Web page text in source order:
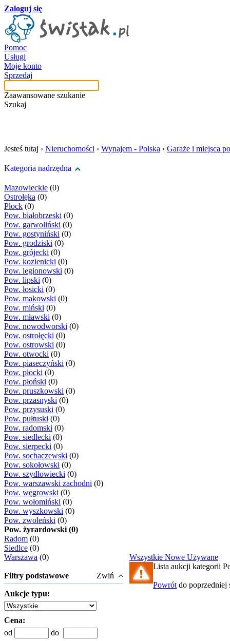
Zaloguj się
Pomoc
Usługi
Moje konto
Sprzedaj
Zaawansowane szukanie
Szukaj
Jesteś tutaj › Nieruchomości › Wynajem - Polska › Garaże i miejsca
Kategoria nadrzędna
Mazowieckie (0)
Ostrołęka (0)
Płock (0)
Pow. białobrzeski (0)
Pow. garwoliński (0)
Pow. gostyniński (0)
Pow. grodziski (0)
Pow. grójecki (0)
Pow. kozienicki (0)
Pow. legionowski (0)
Pow. lipski (0)
Pow. łosicki (0)
Pow. makowski (0)
Pow. miński (0)
Pow. mławski (0)
Pow. nowodworski (0)
Pow. ostrołęcki (0)
Pow. ostrowski (0)
Pow. otwocki (0)
Pow. piaseczyński (0)
Pow. płocki (0)
Pow. płoński (0)
Pow. pruszkowski (0)
Pow. przasnyski (0)
Pow. przysuski (0)
Pow. pułtuski (0)
Pow. radomski (0)
Pow. siedlecki (0)
Pow. sierpecki (0)
Pow. sochaczewski (0)
Pow. sokołowski (0)
Pow. szydłowiecki (0)
Pow. warszawski zachodni (0)
Pow. węgrowski (0)
Pow. wołomiński (0)
Pow. wyszkowski (0)
Pow. zwoleński (0)
Pow. żyrardowski (0)
Radom (0)
Siedlce (0)
Warszawa (0)
Filtry podstawowe Zwiń
Aukcje typu:
Cena:
od
do
Wszystkie Nowe Używane
Lista aukcji kategorii
Powrót do poprzedniej